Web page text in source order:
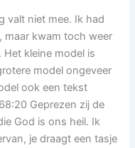
valt niet mee. Ik had
maar kwam toch weer
kleine model is
model ongeveer
ook een tekst
Geprezen zij de
God is ons heil. Ik
je draagt een tasje